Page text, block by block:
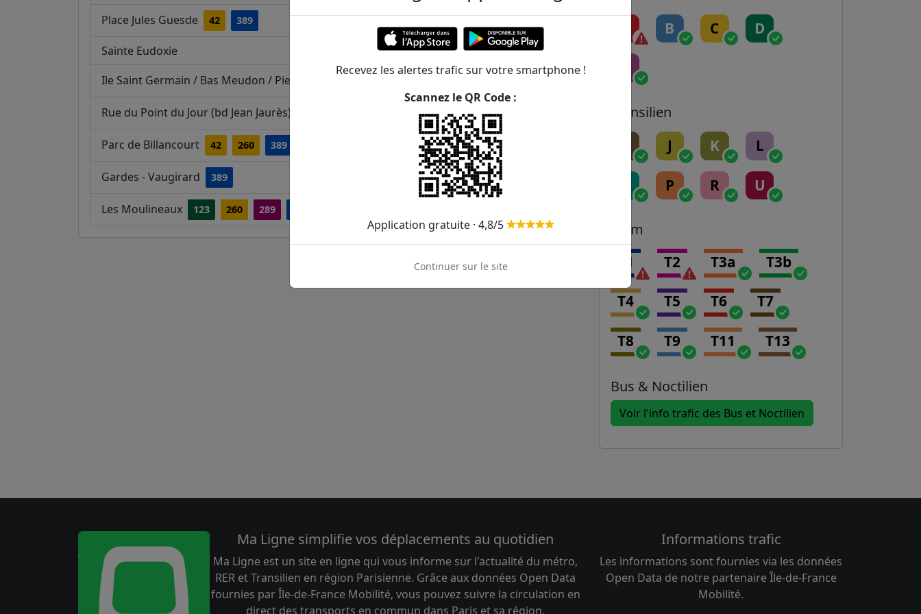
Place Jules Guesde 42 389 367m
Sainte Eudoxie 399m
Ile Saint Germain / Bas Meudon / Pierre Poli 417m
Rue du Point du Jour (bd Jean Jaurès)
Parc de Billancourt 42 260 389
Gardes - Vaugirard 389
Les Moulineaux 123 260 289
B C D
Transilien
J K L
P R U
Tram
T1 T2 T3a T3b
T4 T5 T6 T7
T8 T9 T11 T13
Bus & Noctilien
Voir l'info trafic des Bus et Noctilien
Ma Ligne simplifie vos déplacements au quotidien
Ma Ligne est un site en ligne qui vous informe sur l'actualité du métro,
RER et Transilien en région Parisienne. Grâce aux données Open Data
fournies par Île-de-France Mobilité, vous pouvez suivre la circulation en
direct des transports en commun dans Paris et sa région.
Informations trafic
Les informations sont fournies via les données
Open Data de notre partenaire Île-de-France
Mobilité.
Recevez les alertes trafic sur votre smartphone !
Scannez le QR Code :
Application gratuite · 4,8/5
Continuer sur le site